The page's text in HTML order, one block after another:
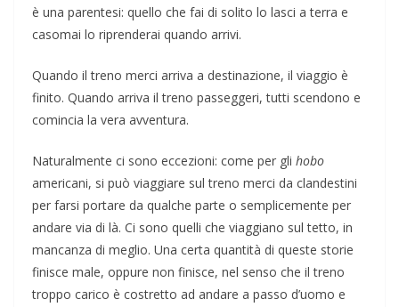
è una parentesi: quello che fai di solito lo lasci a terra e
casomai lo riprenderai quando arrivi.
Quando il treno merci arriva a destinazione, il viaggio è
finito. Quando arriva il treno passeggeri, tutti scendono e
comincia la vera avventura.
Naturalmente ci sono eccezioni: come per gli hobo
americani, si può viaggiare sul treno merci da clandestini
per farsi portare da qualche parte o semplicemente per
andare via di là. Ci sono quelli che viaggiano sul tetto, in
mancanza di meglio. Una certa quantità di queste storie
finisce male, oppure non finisce, nel senso che il treno
troppo carico è costretto ad andare a passo d’uomo e